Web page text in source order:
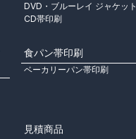
DVD・ブルーレイ ジャケット
CD帯印刷
食パン帯印刷
ベーカリーパン帯印刷
見積商品